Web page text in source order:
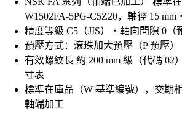
W1502FA-5PG-C5Z20，軸徑 15 mm
精度等級 C5（JIS）・軸向間隙 0（
預壓方式：滾珠加大預壓（P 預壓）
有效螺紋長 約 200 mm 級（代碼 02
寸表
標準在庫品（W 基準編號），交期
軸端加工